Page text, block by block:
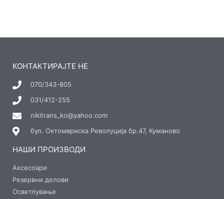
КОНТАКТИРАЈТЕ НЕ
070/343-805
031/412-255
nikitrans_ko@yahoo.com
бул. Октомвриска Револуција бр.47, Куманово
НАШИ ПРОИЗВОДИ
Аксесоари
Резервни делови
Осветлување